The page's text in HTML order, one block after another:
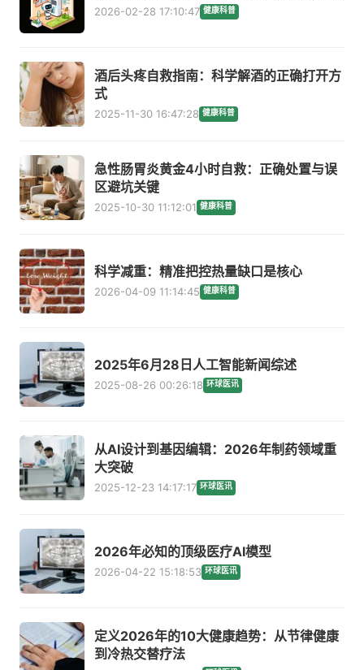
2026-02-28 17:10:47 健康科普
酒后头疼自救指南：科学解酒的正确打开方
式
2025-11-30 16:47:28 健康科普
急性肠胃炎黄金4小时自救：正确处置与误
区避坑关键
2025-10-30 11:12:01 健康科普
科学减重：精准把控热量缺口是核心
2026-04-09 11:14:45 健康科普
2025年6月28日人工智能新闻综述
2025-08-26 00:26:18 环球医讯
从AI设计到基因编辑：2026年制药领域重
大突破
2025-12-23 14:17:17 环球医讯
2026年必知的顶级医疗AI模型
2026-04-22 15:18:53 环球医讯
定义2026年的10大健康趋势：从节律健康
到冷热交替疗法